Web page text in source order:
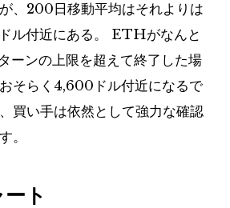
、200日移動平均はそれよりは
ル付近にある。 ETHがなんと
ーンの上限を超えて終了した場
そらく4,600ドル付近になるで
買い手は依然として強力な確認
。
ト